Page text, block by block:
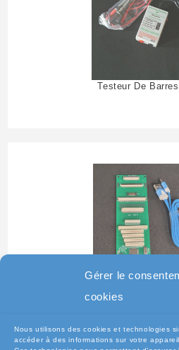
Gérer le
cookies
Nous utilisons des cookies et technologies
accéder à des informations sur votre appareil.
Testeur De